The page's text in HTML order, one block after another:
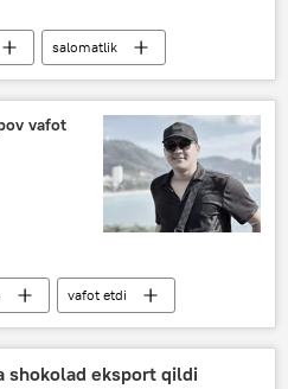
salomatlik
vafot
vafot etdi
shokolad eksport qildi